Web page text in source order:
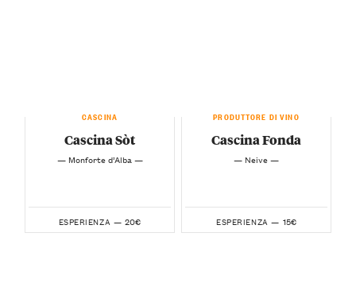
CASCINA
Cascina Sòt
— Monforte d’Alba —
ESPERIENZA — 20€
PRODUTTORE DI VINO
Cascina Fonda
— Neive —
ESPERIENZA — 15€